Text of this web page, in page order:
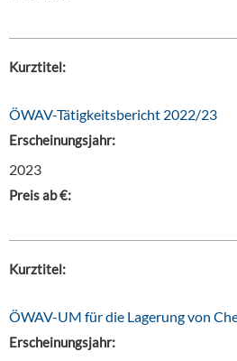
Kurztitel:
ÖWAV-Tätigkeitsbericht 2022/23
Erscheinungsjahr:
2023
Preis ab €:
Kurztitel:
ÖWAV-UM für die Lagerung von
Erscheinungsjahr: